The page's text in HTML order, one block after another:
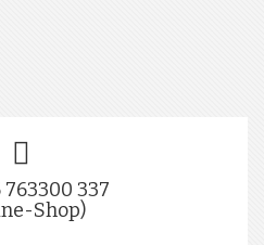
763300 337
Shop)